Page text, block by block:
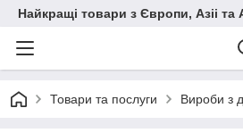
Найкращі товари з Європи, Азіі та
Товари та послуги Вироби з